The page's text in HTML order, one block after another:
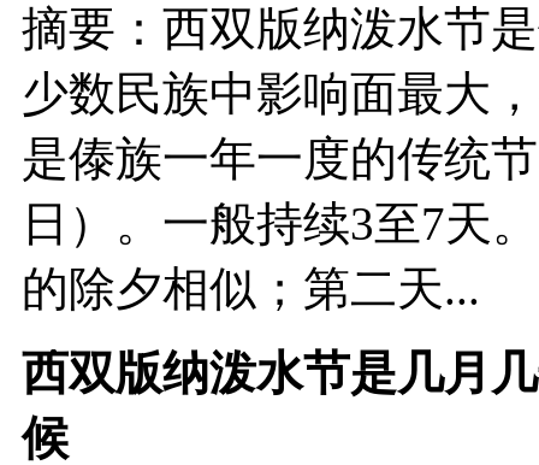
摘要：西双版纳泼水节
少数民族中影响面最大
是傣族一年一度的传统
日）。一般持续3至7天
的除夕相似；第二天...
西双版纳泼水节是几月
候